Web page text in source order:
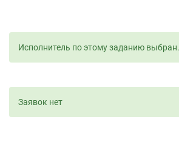
Исполнитель по этому заданию выбран.
Заявок нет